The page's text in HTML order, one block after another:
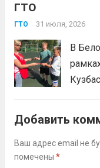
ГТО
ГТО 31 июля, 2026
В
и
Добавить
Ваш адрес email не
помечены *